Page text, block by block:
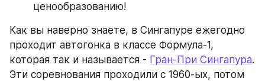
ценообразованию!
Как вы наверно знаете, в Сингапуре ежегодно
проходит автогонка в классе Формула-1,
которая так и называется - Гран-При Сингапура.
Эти соревнования проходили с 1960-ых, потом